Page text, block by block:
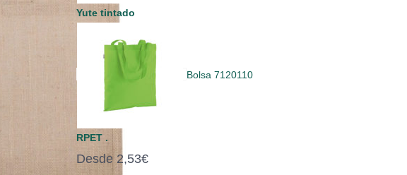
Yute tintado
Bolsa 7120110
RPET .
Desde 2,53€